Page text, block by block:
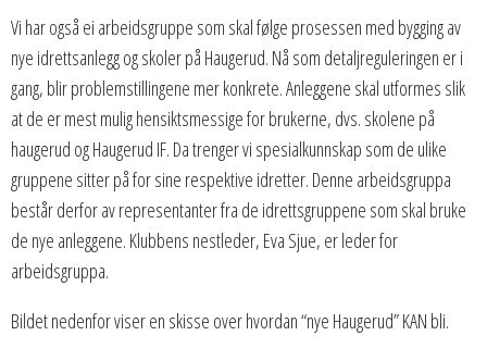
Vi har også ei arbeidsgruppe som skal følge prosessen med bygging av
nye idrettsanlegg og skoler på Haugerud. Nå som detaljreguleringen er i
gang, blir problemstillingene mer konkrete. Anleggene skal utformes slik
at de er mest mulig hensiktsmessige for brukerne, dvs. skolene på
haugerud og Haugerud IF. Da trenger vi spesialkunnskap som de ulike
gruppene sitter på for sine respektive idretter. Denne arbeidsgruppa
består derfor av representanter fra de idrettsgruppene som skal bruke
de nye anleggene. Klubbens nestleder, Eva Sjue, er leder for
arbeidsgruppa.
Bildet nedenfor viser en skisse over hvordan “nye Haugerud” KAN bli.